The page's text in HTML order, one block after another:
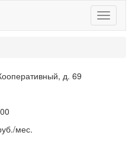
Toggle
д. 69
мес.